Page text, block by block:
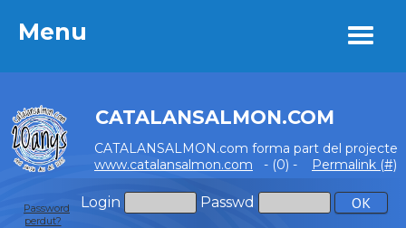
Menu
CATALANSALMON.COM
CATALANSALMON.com forma part del projecte
www.catalansalmon.com - (0) - Permalink (#)
Login Passwd
Password
perdut?
Menu